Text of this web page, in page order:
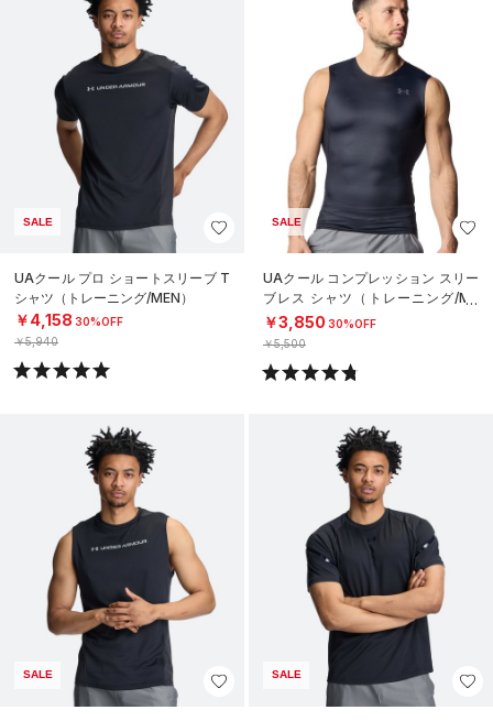
SALE
UAクール プロ ショートスリーブ T
シャツ（トレーニング/MEN）
￥4,158 30%OFF
￥5,940
SALE
UAクール コンプレッション スリー
ブレス シャツ（トレーニング/ME
N）
￥3,850 30%OFF
￥5,500
SALE SALE